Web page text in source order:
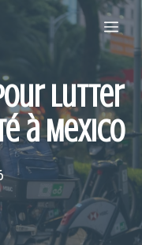
lutter
à Mexico